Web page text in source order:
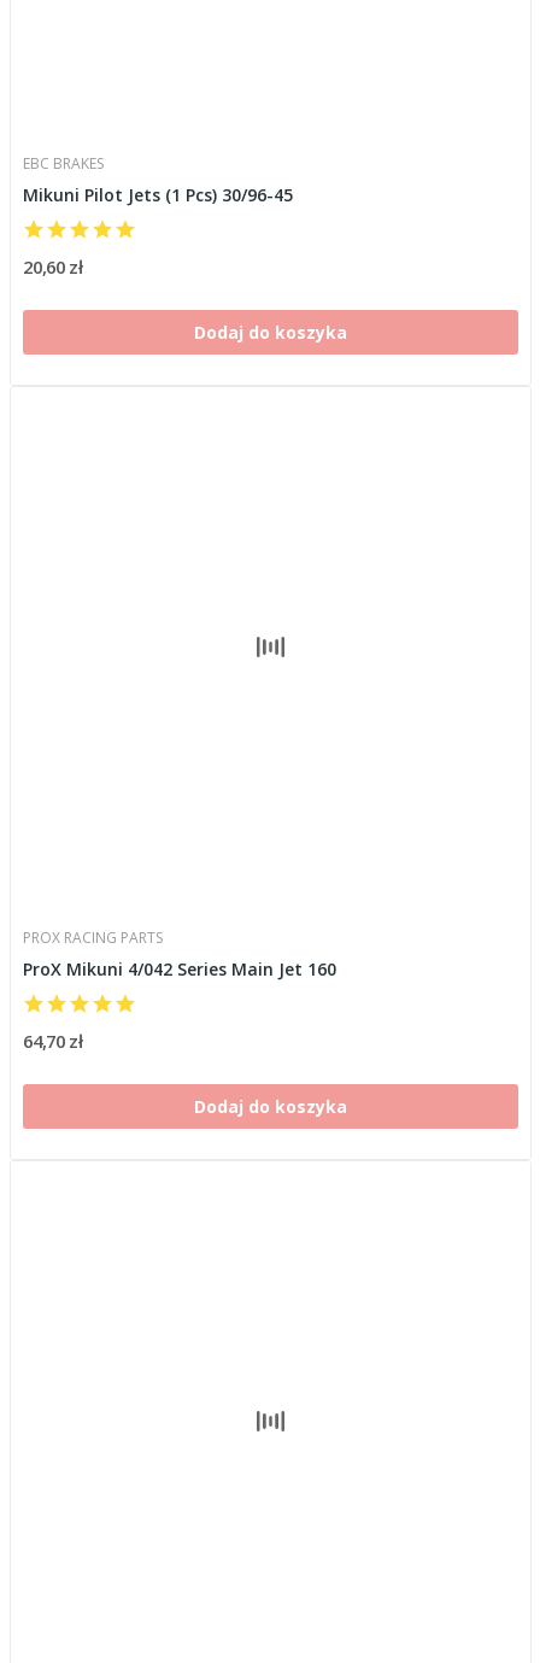
EBC BRAKES
Mikuni Pilot Jets (1 Pcs) 30/96-45
20,60 zł
Dodaj do koszyka
PROX RACING PARTS
ProX Mikuni 4/042 Series Main Jet 160
64,70 zł
Dodaj do koszyka